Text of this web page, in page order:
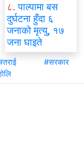
८. पाल्पामा बस
दुर्घटना हुँदा ६
जनाको मृत्यु, १७
जना घाइते
#सरकार